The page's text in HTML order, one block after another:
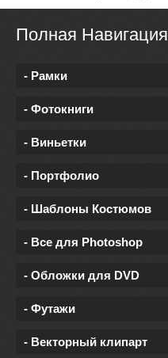
Полная Навигация
- Рамки
- Фотокниги
- Виньетки
- Портфолио
- Шаблоны Костюмов
- Все для Photoshop
- Обложки для DVD
- Футажи
- Векторный клипарт